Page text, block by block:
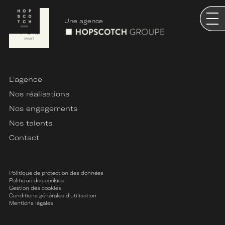
Une agence
L'agence
Nos réalisations
Nos engagements
Nos talents
Contact
Politique de protection des données
Politique des cookies
Gestion des cookies
Conditions générales d’utilisation
Mentions légales